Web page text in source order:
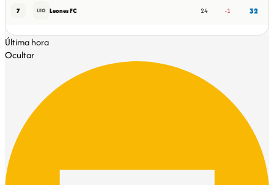
7 LEO Leones FC 24 -1 32
Última hora
Ocultar